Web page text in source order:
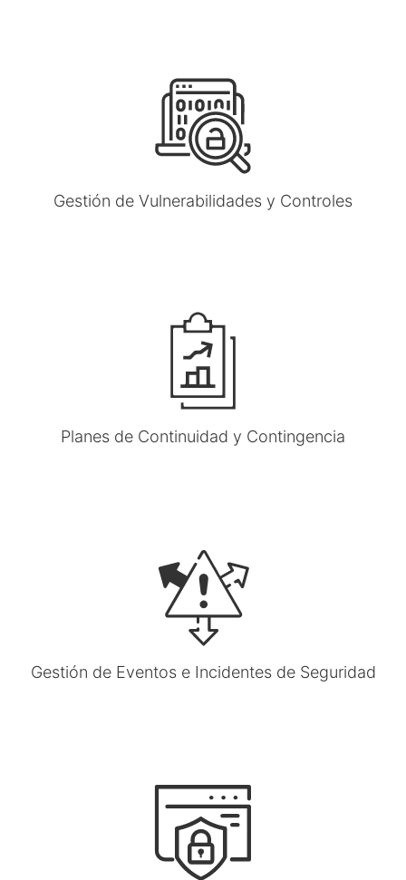
Gestión de Vulnerabilidades y Controles
Planes de Continuidad y Contingencia
Gestión de Eventos e Incidentes de Seguridad